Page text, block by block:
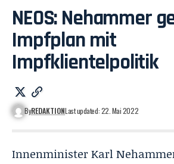
NEOS: Nehammer
Impfplan mit
Impfklientelpolitik
ByREDAKTIONLast updated: 22. Mai 2022
Innenminister Karl